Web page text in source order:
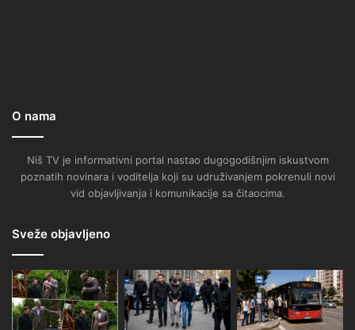
O nama
Niš TV je informativni portal nastao dugogodišnjim iskustvom
poznatih novinara i voditelja koji su udruživanjem pokrenuli novi
vid objavljivanja i komunikacije sa čitaocima.
Sveže objavljeno